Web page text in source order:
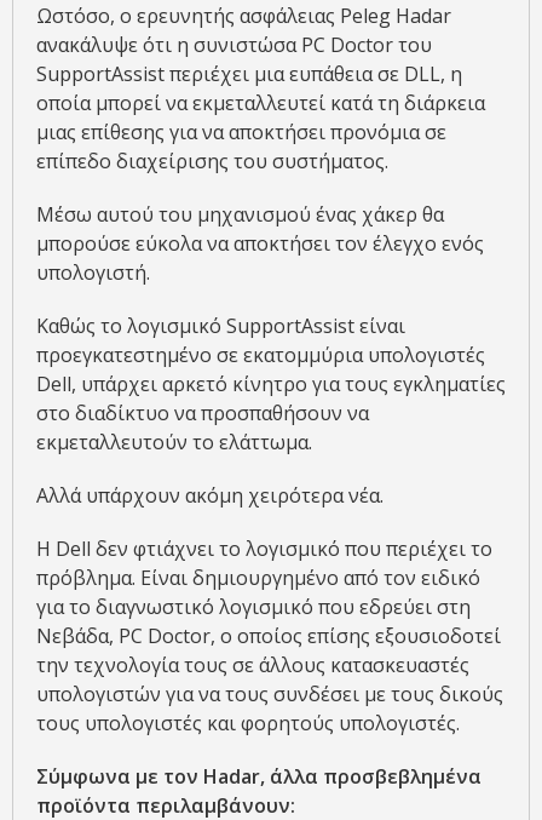
Ωστόσο, ο ερευνητής ασφάλειας Peleg Hadar
ανακάλυψε ότι η συνιστώσα PC Doctor του
SupportAssist περιέχει μια ευπάθεια σε DLL, η
οποία μπορεί να εκμεταλλευτεί κατά τη διάρκεια
μιας επίθεσης για να αποκτήσει προνόμια σε
επίπεδο διαχείρισης του συστήματος.
Μέσω αυτού του μηχανισμού ένας χάκερ θα
μπορούσε εύκολα να αποκτήσει τον έλεγχο ενός
υπολογιστή.
Καθώς το λογισμικό SupportAssist είναι
προεγκατεστημένο σε εκατομμύρια υπολογιστές
Dell, υπάρχει αρκετό κίνητρο για τους εγκληματίες
στο διαδίκτυο να προσπαθήσουν να
εκμεταλλευτούν το ελάττωμα.
Αλλά υπάρχουν ακόμη χειρότερα νέα.
Η Dell δεν φτιάχνει το λογισμικό που περιέχει το
πρόβλημα. Είναι δημιουργημένο από τον ειδικό
για το διαγνωστικό λογισμικό που εδρεύει στη
Νεβάδα, PC Doctor, ο οποίος επίσης εξουσιοδοτεί
την τεχνολογία τους σε άλλους κατασκευαστές
υπολογιστών για να τους συνδέσει με τους δικούς
τους υπολογιστές και φορητούς υπολογιστές.
Σύμφωνα με τον Hadar, άλλα προσβεβλημένα
προϊόντα περιλαμβάνουν: